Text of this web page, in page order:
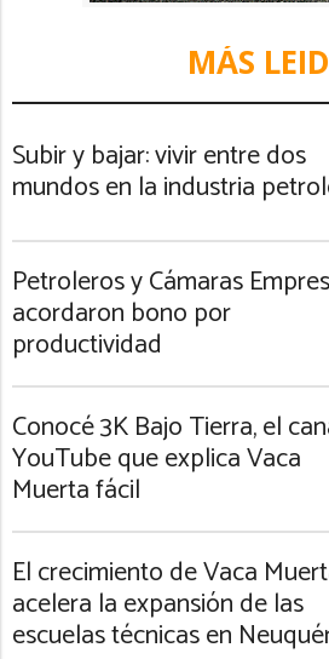
MÁS
Subir y bajar: vivir entre dos
mundos en la industria
Petroleros y Cámaras
acordaron bono por
productividad
Conocé 3K Bajo Tierra, el
YouTube que explica Vaca
Muerta fácil
El crecimiento de Vaca
acelera la expansión de las
escuelas técnicas en